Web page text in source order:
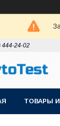
444-24-02
ТОВАРЫ И